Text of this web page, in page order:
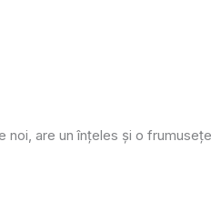
are un înțeles și o